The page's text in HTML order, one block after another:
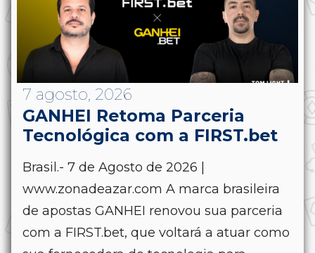
7 agosto, 2026
GANHEI Retoma Parceria
Tecnológica com a FIRST.bet
Brasil.- 7 de Agosto de 2026 |
www.zonadeazar.com A marca brasileira
de apostas GANHEI renovou sua parceria
com a FIRST.bet, que voltará a atuar como